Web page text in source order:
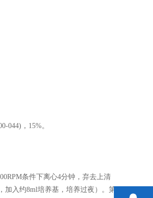
044)，15%。
条件下离心4分钟，弃去上清
加入约8ml培养基，培养过夜）。第